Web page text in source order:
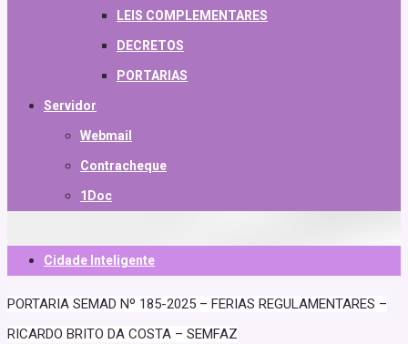
LEIS COMPLEMENTARES
DECRETOS
PORTARIAS
Servidor
Webmail
Contracheque
1Doc
Cidade Inteligente
PORTARIA SEMAD Nº 185-2025 – FERIAS REGULAMENTARES –
RICARDO BRITO DA COSTA – SEMFAZ